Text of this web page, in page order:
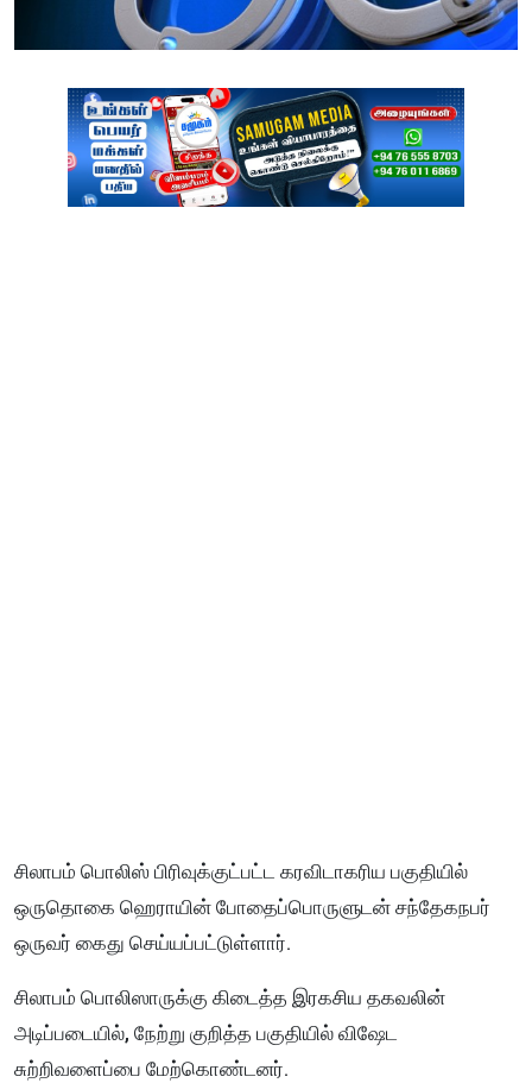
சிலாபம் பொலிஸ் பிரிவுக்குட்பட்ட கரவிடாகரிய பகுதியில்
ஒருதொகை ஹெராயின் போதைப்பொருளுடன் சந்தேகநபர்
ஒருவர் கைது செய்யப்பட்டுள்ளார்.
சிலாபம் பொலிஸாருக்கு கிடைத்த இரகசிய தகவலின்
அடிப்படையில், நேற்று குறித்த பகுதியில் விஷேட
சுற்றிவளைப்பை மேற்கொண்டனர்.